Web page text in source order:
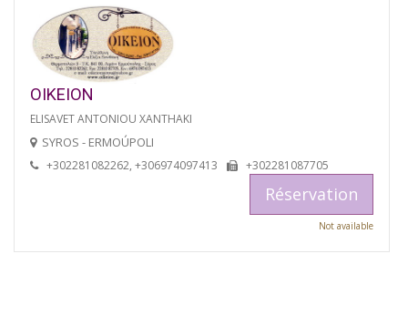
OIKEION
ELISAVET ANTONIOU XANTHAKI
SYROS - ERMOÚPOLI
+302281082262, +306974097413 +302281087705
Réservation
Not available